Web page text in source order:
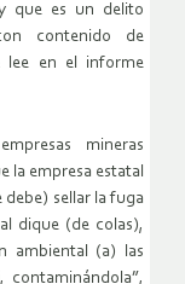
que es un delito
contenido de
lee en el informe
mineras
la empresa estatal
sellar la fuga
dique (de colas),
ambiental (a) las
contaminándola”,